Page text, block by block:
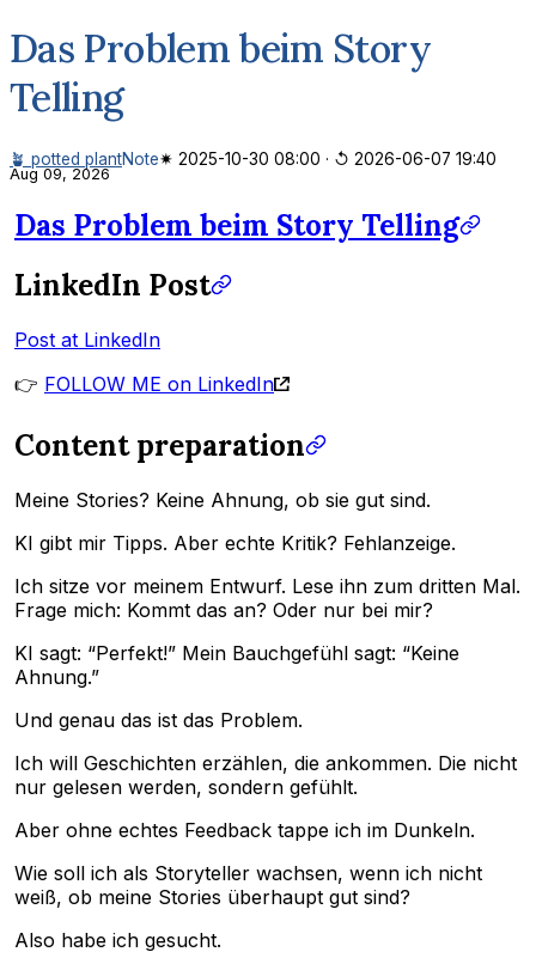
Das Problem beim Story
Telling
🪴 potted plantNote✷ 2025-10-30 08:00 · ↺ 2026-06-07 19:40
Aug 09, 2026
Das Problem beim Story Telling
LinkedIn Post
Post at LinkedIn
👉 FOLLOW ME on LinkedIn
Content preparation
Meine Stories? Keine Ahnung, ob sie gut sind.
KI gibt mir Tipps. Aber echte Kritik? Fehlanzeige.
Ich sitze vor meinem Entwurf. Lese ihn zum dritten Mal.
Frage mich: Kommt das an? Oder nur bei mir?
KI sagt: “Perfekt!” Mein Bauchgefühl sagt: “Keine
Ahnung.”
Und genau das ist das Problem.
Ich will Geschichten erzählen, die ankommen. Die nicht
nur gelesen werden, sondern gefühlt.
Aber ohne echtes Feedback tappe ich im Dunkeln.
Wie soll ich als Storyteller wachsen, wenn ich nicht
weiß, ob meine Stories überhaupt gut sind?
Also habe ich gesucht.